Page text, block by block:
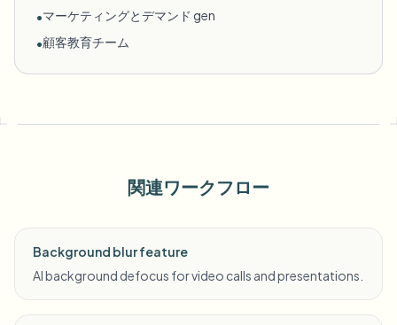
•マーケティングとデマンド gen
•顧客教育チーム
関連ワークフロー
Background blur feature
AI background defocus for video calls and presentations.